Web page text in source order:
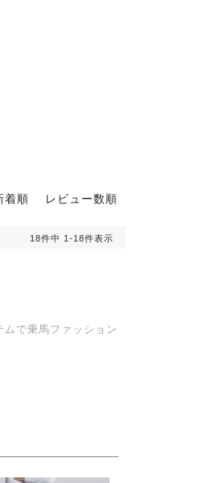
着順 レビュー数順
18件中 1 -18件表示
で乗馬ファッション